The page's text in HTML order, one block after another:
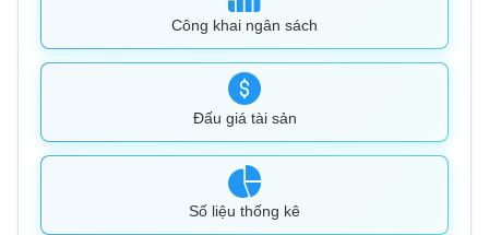
Công khai ngân sách
Đấu giá tài sản
Số liệu thống kê